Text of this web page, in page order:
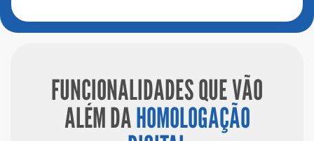
FUNCIONALIDADES QUE VÃO
ALÉM DAHOMOLOGAÇÃO